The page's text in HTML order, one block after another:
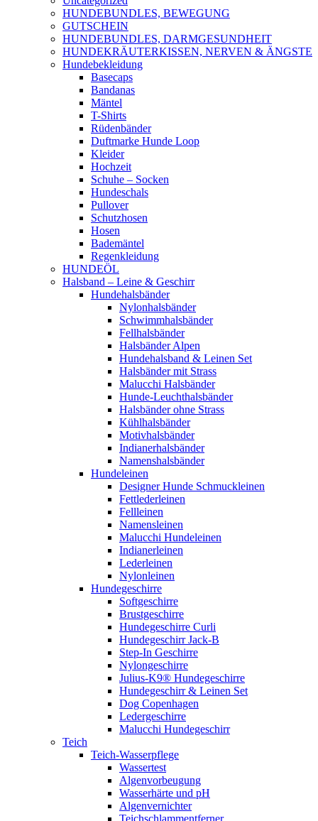
HUNDEBUNDLES, BEWEGUNG
GUTSCHEIN
HUNDEBUNDLES, DARMGESUNDHEIT
HUNDEKRÄUTERKISSEN, NERVEN & ÄNGSTE
Hundebekleidung
Basecaps
Bandanas
Mäntel
T-Shirts
Rüdenbänder
Duftmarke Hunde Loop
Kleider
Hochzeit
Schuhe – Socken
Hundeschals
Pullover
Schutzhosen
Hosen
Bademäntel
Regenkleidung
HUNDEÖL
Halsband – Leine & Geschirr
Hundehalsbänder
Nylonhalsbänder
Schwimmhalsbänder
Fellhalsbänder
Halsbänder Alpen
Hundehalsband & Leinen Set
Halsbänder mit Strass
Malucchi Halsbänder
Hunde-Leuchthalsbänder
Halsbänder ohne Strass
Kühlhalsbänder
Motivhalsbänder
Indianerhalsbänder
Namenshalsbänder
Hundeleinen
Designer Hunde Schmuckleinen
Fettlederleinen
Fellleinen
Namensleinen
Malucchi Hundeleinen
Indianerleinen
Lederleinen
Nylonleinen
Hundegeschirre
Softgeschirre
Brustgeschirre
Hundegeschirre Curli
Hundegeschirr Jack-B
Step-In Geschirre
Nylongeschirre
Julius-K9® Hundegeschirre
Hundegeschirr & Leinen Set
Dog Copenhagen
Ledergeschirre
Malucchi Hundegeschirr
Teich
Teich-Wasserpflege
Wassertest
Algenvorbeugung
Wasserhärte und pH
Algenvernichter
Teichschlammentferner